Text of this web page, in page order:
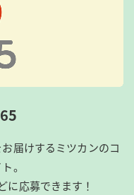
届けするミツカンのコ
。
に応募できます！